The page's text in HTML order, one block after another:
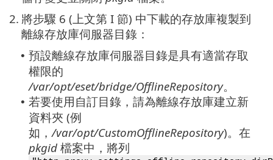
2. 將步驟 6 (上文第 I 節) 中下載的存放庫複製到
離線存放庫伺服器目錄：
• 預設離線存放庫伺服器目錄是具有適當存取
權限的
/var/opt/eset/bridge/OfflineRepository。
• 若要使用自訂目錄，請為離線存放庫建立新
資料夾 (例
如， /var/opt/CustomOfflineRepository)。在
pkgid 檔案中，將列